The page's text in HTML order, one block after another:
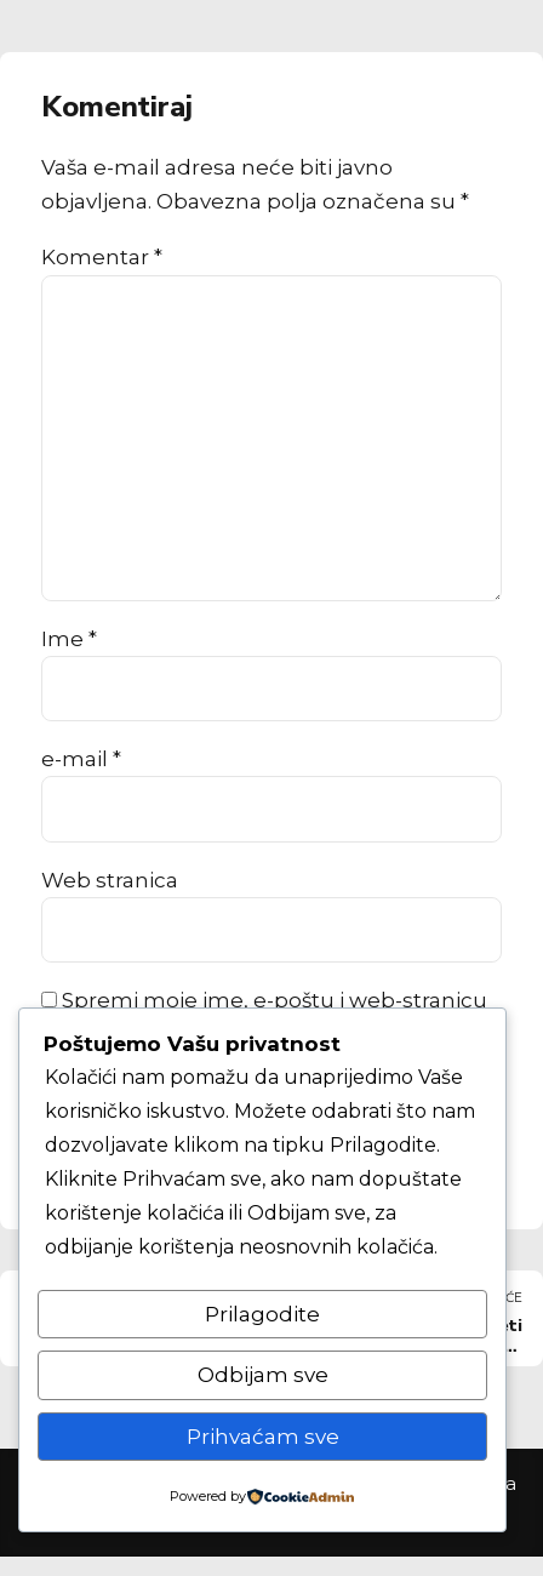
Komentiraj
Vaša e-mail adresa neće biti javno
objavljena. Obavezna polja označena su *
Komentar *
Ime *
e-mail *
Web stranica
Spremi moje ime, e-poštu i web-stranicu
u ovom internet pregledniku za sljedeći
put kada budem komentirao.
KOMENTAR ČLANKA
PRETHODNO
kadetkinje — KK
SLJEDEĆE
KK Velgor mlađi kadeti
protiv KK Samobor
Košarkaški klub Samobor ©2026. Sva prva pridržana
Poštujemo Vašu privatnost
Kolačići nam pomažu da unaprijedimo Vaše
korisničko iskustvo. Možete odabrati što nam
dozvoljavate klikom na tipku Prilagodite.
Kliknite Prihvaćam sve, ako nam dopuštate
korištenje kolačića ili Odbijam sve, za
odbijanje korištenja neosnovnih kolačića.
Prilagodite
Odbijam sve
Prihvaćam sve
Powered by